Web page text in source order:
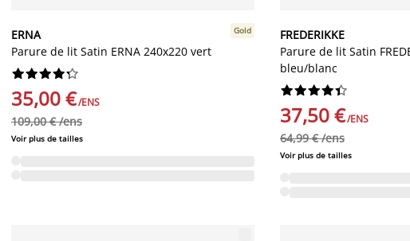
ERNA
Parure de lit Satin ERNA 240x220 vert
Gold






35,00 €/ENS
109,00 € /ens
Voir plus de tailles
FREDERIKKE
Parure de lit Satin
bleu/blanc






37,50 €/ENS
64,99 € /ens
Voir plus de tailles